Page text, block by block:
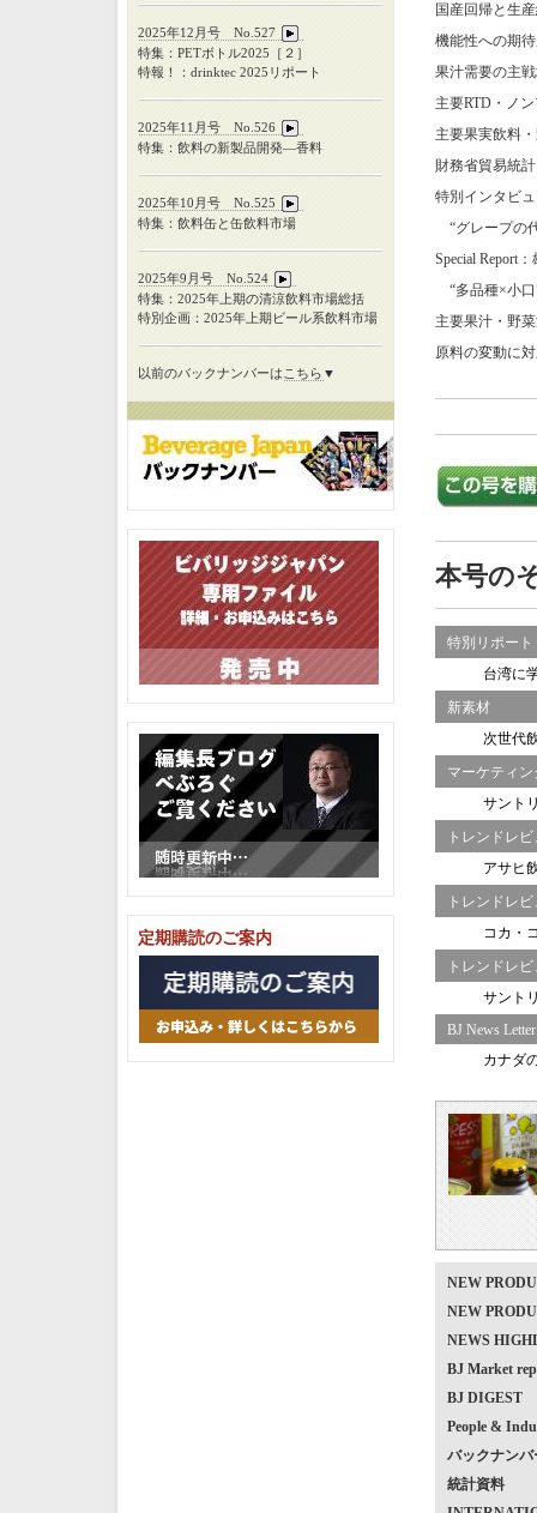
国産回帰と生
機能性への期
果汁需要の主
主要RTD ・ノ
主要果実飲料
財務省貿易統
特別インタビ
“グレープの
Special Report
“多品種×小口
主要果汁・野
原料の変動に
本号の
特別リポー
台湾に
新素材
次世代
マーケティン
サント
トレンドレ
アサヒ
トレンドレ
コカ・
トレンドレ
サント
BJ News Letter
カナダ
NEW
NEW
NEWS
BJ Market
BJ DIGEST
People &
バックナンバ
統計資料
2025年12月号 No.527
特集：PETボトル2025
［２］
特報！：drinktec 2025 リポート
2025年11月号 No.526
特集：飲料の新製品開発―香料
2025年10月号 No.525
特集：飲料缶と缶飲料市場
2025年9月号 No.524
特集：2025年上期の清涼飲料市場総括
特別企画：2025年上期ビール系飲料市場
以前のバックナンバーは こちら ▼
定期購読のご案内